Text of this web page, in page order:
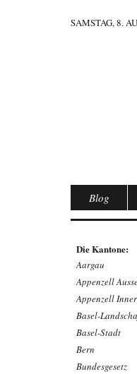
SAMSTAG, 8.
Blog
Die Kantone:
Aargau
Appenzell
Appenzell
Basel-
Basel-Stadt
Bern
Bundesgesetz